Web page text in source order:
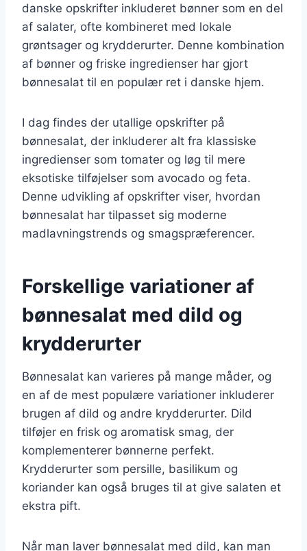
danske opskrifter inkluderet bønner som en del
af salater, ofte kombineret med lokale
grøntsager og krydderurter. Denne kombination
af bønner og friske ingredienser har gjort
bønnesalat til en populær ret i danske hjem.
I dag findes der utallige opskrifter på
bønnesalat, der inkluderer alt fra klassiske
ingredienser som tomater og løg til mere
eksotiske tilføjelser som avocado og feta.
Denne udvikling af opskrifter viser, hvordan
bønnesalat har tilpasset sig moderne
madlavningstrends og smagspræferencer.
Forskellige variationer af
bønnesalat med dild og
krydderurter
Bønnesalat kan varieres på mange måder, og
en af de mest populære variationer inkluderer
brugen af dild og andre krydderurter. Dild
tilføjer en frisk og aromatisk smag, der
komplementerer bønnerne perfekt.
Krydderurter som persille, basilikum og
koriander kan også bruges til at give salaten et
ekstra pift.
Når man laver bønnesalat med dild, kan man